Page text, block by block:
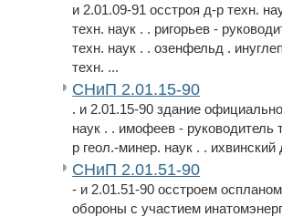
и 2.01.09-91 осстроя д-р техн.
техн. наук . . ригорьев -
техн. наук . . озенфельд .
техн. ...
СНиП 2.01.15-90
. и 2.01.15-90 здание
наук . . имофеев - руководитель
р геол.-минер. наук . .
СНиП 2.01.51-90
- и 2.01.51-90 осстроем
обороны с участием